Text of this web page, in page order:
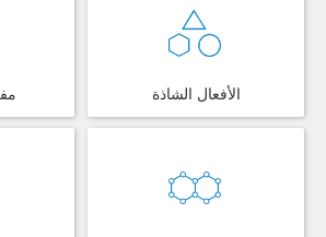
الأفعال الشاذة